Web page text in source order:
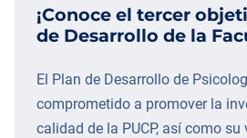
¡Conoce el tercer
de Desarrollo de la
El Plan de Desarrollo de
comprometido a promover la
calidad de la PUCP, así como